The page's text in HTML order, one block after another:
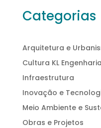
Categorias
Arquitetura e
Cultura KL Engenharia
Infraestrutura
Inovação e
Meio Ambiente e
Obras e Projetos